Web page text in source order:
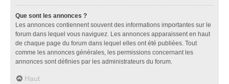
Que sont les annonces ?
Les annonces contiennent souvent des informations importantes sur le
forum dans lequel vous naviguez. Les annonces apparaissent en haut
de chaque page du forum dans lequel elles ont été publiées. Tout
comme les annonces générales, les permissions concernant les
annonces sont définies par les administrateurs du forum.
Haut